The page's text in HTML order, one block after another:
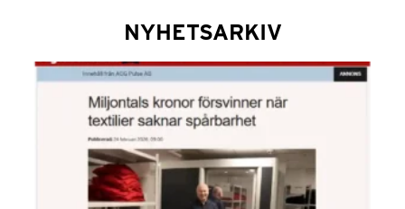
NYHETSARKIV